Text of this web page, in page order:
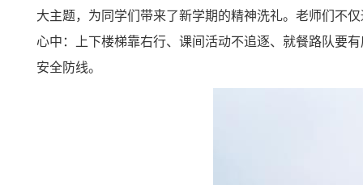
大主题，为同学们带来了新学期的精神洗礼。老师们不
心中：上下楼梯靠右行、课间活动不追逐、就餐路队
安全防线。